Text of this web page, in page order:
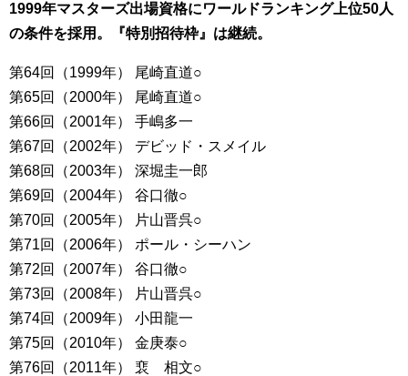
1999年マスターズ出場資格にワールドランキング上位50人
の条件を採用。『特別招待枠』は継続。
第64回（1999年） 尾崎直道○
第65回（2000年） 尾崎直道○
第66回（2001年） 手嶋多一
第67回（2002年） デビッド・スメイル
第68回（2003年） 深堀圭一郎
第69回（2004年） 谷口徹○
第70回（2005年） 片山晋呉○
第71回（2006年） ポール・シーハン
第72回（2007年） 谷口徹○
第73回（2008年） 片山晋呉○
第74回（2009年） 小田龍一
第75回（2010年） 金庚泰○
第76回（2011年） 裵 相文○